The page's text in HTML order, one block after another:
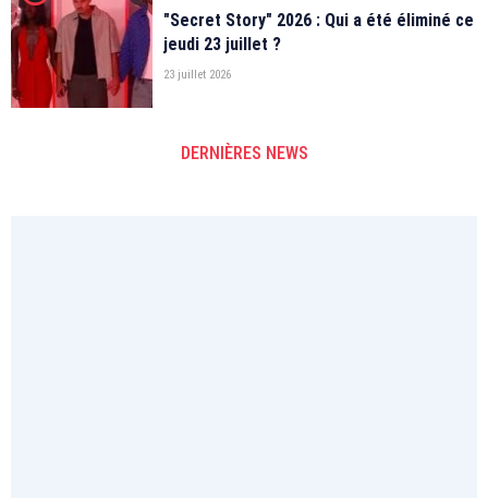
"Secret Story" 2026 : Qui a été éliminé ce
jeudi 23 juillet ?
23 juillet 2026
DERNIÈRES NEWS